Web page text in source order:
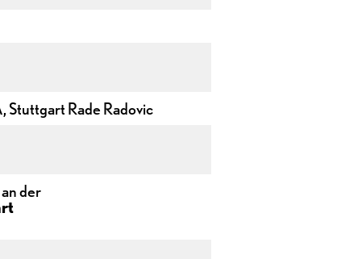
Stuttgart Rade Radovic
an der